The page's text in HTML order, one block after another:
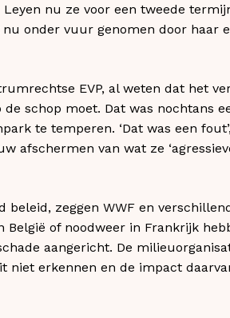
nu ze voor een tweede
onder vuur genomen door haar
EVP, al weten dat het
schop moet. Dat was nochtans
te temperen. ‘Dat was een
afschermen van wat ze
zeggen WWF en
of noodweer in Frankrijk
aangericht. De
niet erkennen en de impact